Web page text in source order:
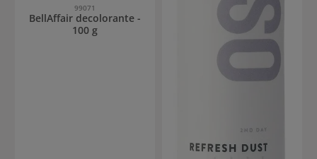
99071
BellAffair decolorante -
100 g